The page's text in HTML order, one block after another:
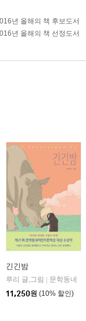
년 올해의 책 후보도서
년 올해의 책 선정도서
긴긴밤
루리 글,그림
문학동네
11,250원 (10% 할인)